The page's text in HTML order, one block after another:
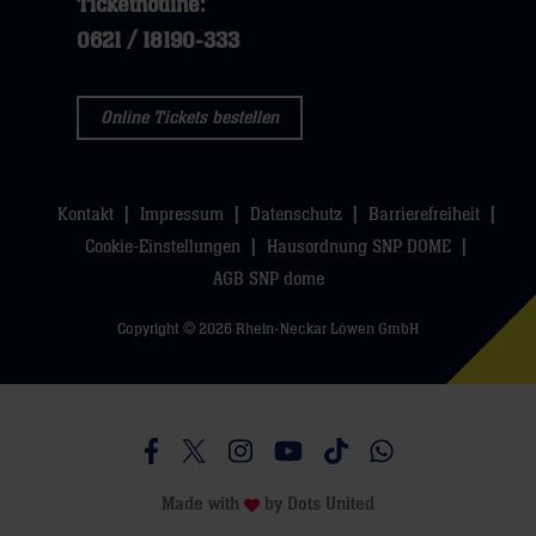
hier
klicken
sie
0621 / 18190-333
Online Tickets bestellen
Kontakt Impressum Datenschutz
Barrierefreiheit
Cookie-Einstellungen
Hausordnung SNP DOME
AGB SNP dome
Copyright © 2026 Rhein-Neckar Löwen GmbH
Besucht uns auf Facebook
Besucht uns auf Twitter
Besucht uns auf Instagram
Besucht uns auf Youtube
Besucht uns auf
Besucht uns auf
Made with by Dots United